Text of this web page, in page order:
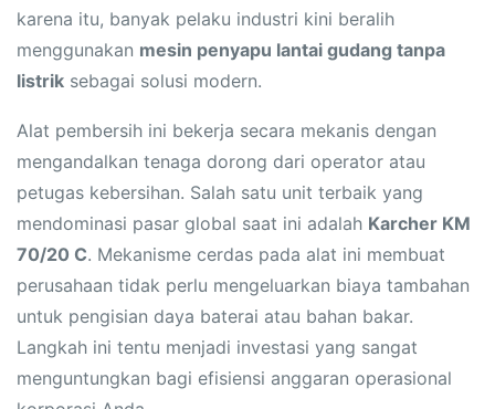
karena itu, banyak pelaku industri kini beralih
menggunakan mesin penyapu lantai gudang tanpa
listrik sebagai solusi modern.
Alat pembersih ini bekerja secara mekanis dengan
mengandalkan tenaga dorong dari operator atau
petugas kebersihan. Salah satu unit terbaik yang
mendominasi pasar global saat ini adalah Karcher KM
70/20 C. Mekanisme cerdas pada alat ini membuat
perusahaan tidak perlu mengeluarkan biaya tambahan
untuk pengisian daya baterai atau bahan bakar.
Langkah ini tentu menjadi investasi yang sangat
menguntungkan bagi efisiensi anggaran operasional